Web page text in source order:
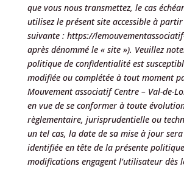
que vous nous transmettez, le cas
utilisez le présent site accessible à partir
suivante : https://
après dénommé le « site »). Veuillez
politique de confidentialité est
modifiée ou complétée à tout moment
Mouvement associatif Centre – Val-de-
en vue de se conformer à toute
règlementaire, jurisprudentielle ou
un tel cas, la date de sa mise à jour
identifiée en tête de la présente
modifications engagent l’utilisateur dès